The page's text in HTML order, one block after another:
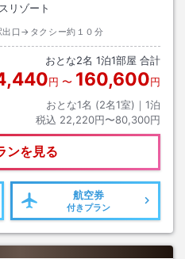
リゾート
出口→タクシー約１０分
おとな2名 1泊1部屋 合計
円 〜 160,600円
おとな1名 (2名1室)｜ 1泊
税込 22,220円〜80,300円
ンを見る
航空券
付きプラン